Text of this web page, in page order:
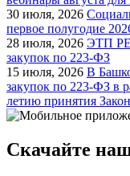
30 июля, 2026
первое полугодие
28 июля, 2026 ЭТП
закупок по 223-ФЗ
15 июля, 2026 В
закупок по 223-ФЗ в
летию принятия
Скачайте